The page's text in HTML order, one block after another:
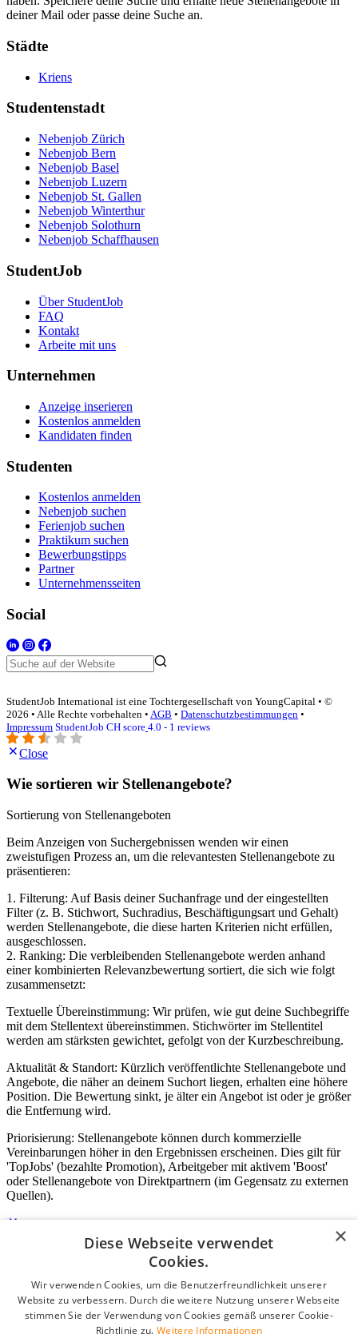
deiner Mail oder passe deine Suche an.
Städte
Kriens
Studentenstadt
Nebenjob Zürich
Nebenjob Bern
Nebenjob Basel
Nebenjob Luzern
Nebenjob St. Gallen
Nebenjob Winterthur
Nebenjob Solothurn
Nebenjob Schaffhausen
StudentJob
Über StudentJob
FAQ
Kontakt
Arbeite mit uns
Unternehmen
Anzeige inserieren
Kostenlos anmelden
Kandidaten finden
Studenten
Kostenlos anmelden
Nebenjob suchen
Ferienjob suchen
Praktikum suchen
Bewerbungstipps
Partner
Unternehmensseiten
Social
StudentJob International ist eine Tochtergesellschaft von YoungCapital • ©
2026 • Alle Rechte vorbehalten • AGB • Datenschutzbestimmungen •
Impressum StudentJob CH score 4.0 - 1 reviews
Close
Wie sortieren wir Stellenangebote?
Sortierung von Stellenangeboten
Beim Anzeigen von Suchergebnissen wenden wir einen
zweistufigen Prozess an, um die relevantesten Stellenangebote zu
präsentieren:
1. Filterung: Auf Basis deiner Suchanfrage und der eingestellten
Filter (z. B. Stichwort, Suchradius, Beschäftigungsart und Gehalt)
werden Stellenangebote, die diese harten Kriterien nicht erfüllen,
ausgeschlossen.
2. Ranking: Die verbleibenden Stellenangebote werden anhand
einer kombinierten Relevanzbewertung sortiert, die sich wie folgt
zusammensetzt:
Textuelle Übereinstimmung: Wir prüfen, wie gut deine Suchbegriffe
mit dem Stellentext übereinstimmen. Stichwörter im Stellentitel
werden am stärksten gewichtet, gefolgt von der Kurzbeschreibung.
Aktualität & Standort: Kürzlich veröffentlichte Stellenangebote und
Angebote, die näher an deinem Suchort liegen, erhalten eine höhere
Position. Die Bewertung sinkt, je älter ein Angebot ist oder je größer
die Entfernung wird.
Priorisierung: Stellenangebote können durch kommerzielle
Vereinbarungen höher in den Ergebnissen erscheinen. Dies gilt für
'TopJobs' (bezahlte Promotion), Arbeitgeber mit aktivem 'Boost'
oder Stellenangebote von Direktpartnern (im Gegensatz zu externen
Quellen).
Login für Unternehmen
E-Mail*
Passwort
×
Diese Webseite verwendet
Cookies.
Wir verwenden Cookies, um die Benutzerfreundlichkeit unserer
Website zu verbessern. Durch die weitere Nutzung unserer Webseite
stimmen Sie der Verwendung von Cookies gemäß unserer Cookie-
Richtlinie zu. Weitere Informationen